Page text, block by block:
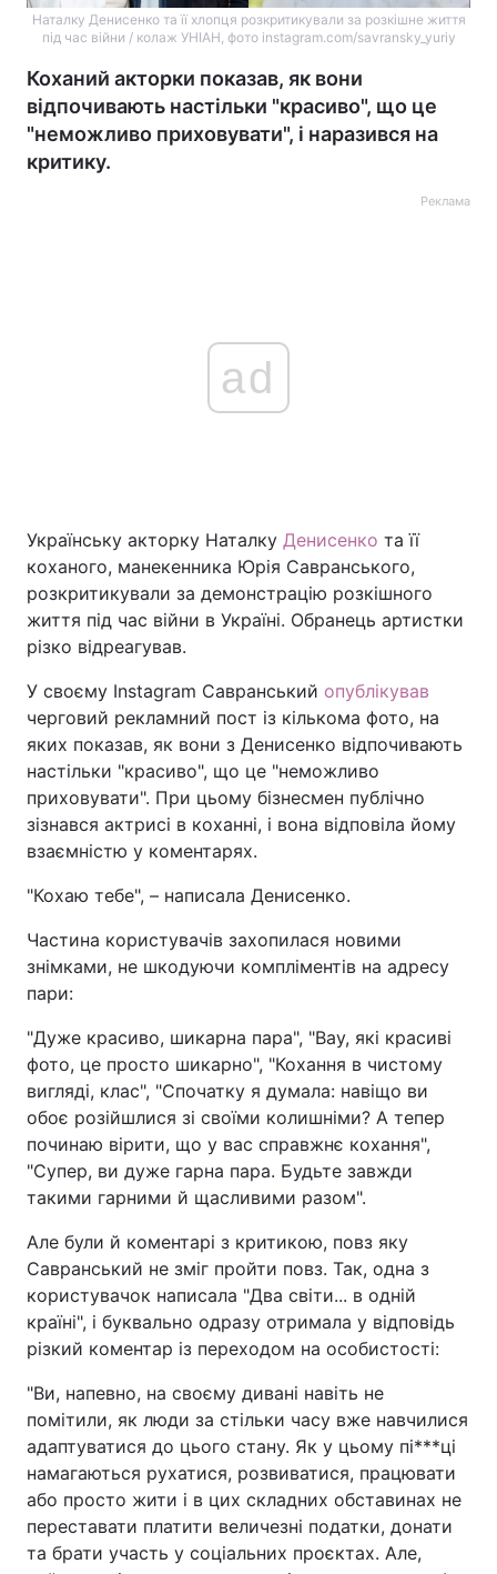
Наталку Денисенко та її хлопця розкритикували за розкішне життя
під час війни / колаж УНІАН, фото instagram.com/savransky_yuriy
Коханий акторки показав, як вони
відпочивають настільки "красиво", що це
"неможливо приховувати", і наразився на
критику.
Реклама
ad
Українську акторку Наталку Денисенко та її
коханого, манекенника Юрія Савранського,
розкритикували за демонстрацію розкішного
життя під час війни в Україні. Обранець артистки
різко відреагував.
У своєму Instagram Савранський опублікував
черговий рекламний пост із кількома фото, на
яких показав, як вони з Денисенко відпочивають
настільки "красиво", що це "неможливо
приховувати". При цьому бізнесмен публічно
зізнався актрисі в коханні, і вона відповіла йому
взаємністю у коментарях.
"Кохаю тебе", – написала Денисенко.
Частина користувачів захопилася новими
знімками, не шкодуючи компліментів на адресу
пари:
"Дуже красиво, шикарна пара", "Вау, які красиві
фото, це просто шикарно", "Кохання в чистому
вигляді, клас", "Спочатку я думала: навіщо ви
обоє розійшлися зі своїми колишніми? А тепер
починаю вірити, що у вас справжнє кохання",
"Супер, ви дуже гарна пара. Будьте завжди
такими гарними й щасливими разом".
Але були й коментарі з критикою, повз яку
Савранський не зміг пройти повз. Так, одна з
користувачок написала "Два світи... в одній
країні", і буквально одразу отримала у відповідь
різкий коментар із переходом на особистості:
"Ви, напевно, на своєму дивані навіть не
помітили, як люди за стільки часу вже навчилися
адаптуватися до цього стану. Як у цьому пі***ці
намагаються рухатися, розвиватися, працювати
або просто жити і в цих складних обставинах не
переставати платити величезні податки, донати
та брати участь у соціальних проєктах. Але,